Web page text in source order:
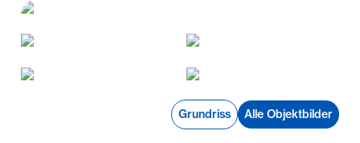
Grundriss Alle Objektbilder